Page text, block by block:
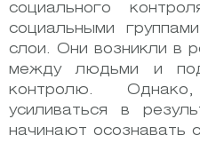
социального
социальными
слои. Они возникли в
между людьми и
контролю.
усиливаться в
начинают осознавать